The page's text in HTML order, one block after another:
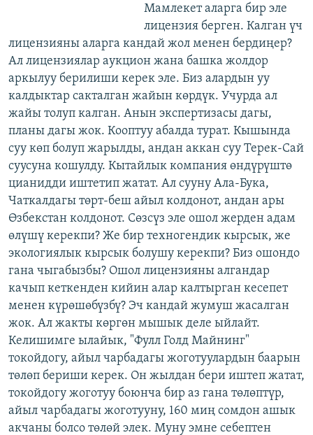
Мамлекет аларга бир эле
лицензия берген. Калган үч
лицензияны аларга кандай жол менен бердиңер?
Ал лицензиялар аукцион жана башка жолдор
аркылуу берилиши керек эле. Биз алардын уу
калдыктар сакталган жайын көрдүк. Учурда ал
жайы толуп калган. Анын экспертизасы дагы,
планы дагы жок. Кооптуу абалда турат. Кышында
суу көп болуп жарылды, андан аккан суу Терек-Сай
суусуна кошулду. Кытайлык компания өндүрүштө
цианидди иштетип жатат. Ал сууну Ала-Бука,
Чаткалдагы төрт-беш айыл колдонот, андан ары
Өзбекстан колдонот. Сөзсүз эле ошол жерден адам
өлүшү керекпи? Же бир техногендик кырсык, же
экологиялык кырсык болушу керекпи? Биз ошондо
гана чыгабызбы? Ошол лицензияны алгандар
качып кеткенден кийин алар калтырган кесепет
менен күрөшөбүзбү? Эч кандай жумуш жасалган
жок. Ал жакты көргөн мышык деле ыйлайт.
Келишимге ылайык, "Фулл Голд Майнинг"
токойдогу, айыл чарбадагы жоготуулардын баарын
төлөп бериши керек. Он жылдан бери иштеп жатат,
токойдогу жоготуу боюнча бир аз гана төлөптүр,
айыл чарбадагы жоготууну, 160 миң сомдон ашык
акчаны болсо төлөй элек. Муну эмне себептен